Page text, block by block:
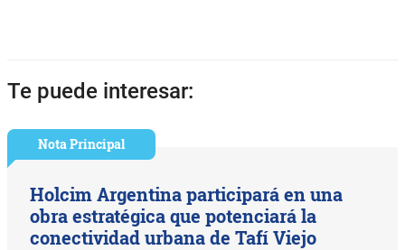
Te puede interesar:
Nota Principal
Holcim Argentina participará en una
obra estratégica que potenciará la
conectividad urbana de Tafí Viejo